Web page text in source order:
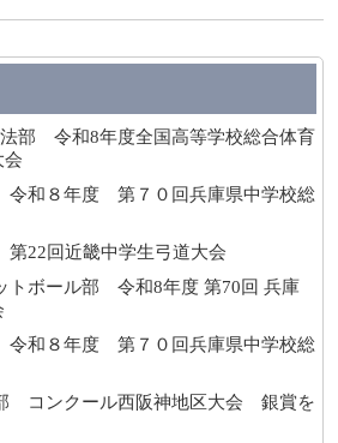
部 令和8年度全国高等学校総合体育
会
和８年度 第７０回兵庫県中学校総
22回近畿中学生弓道大会
トボール部 令和8年度 第70回 兵庫
和８年度 第７０回兵庫県中学校総
コンクール西阪神地区大会 銀賞を